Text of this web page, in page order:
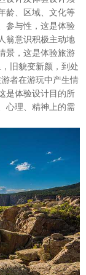
龄、区域、文化等
参与性，这是体验
翁意识积极主动地
景，这是体验旅游
旧貌变新颜，到处
者在游玩中产生情
是体验设计目的所
心理、精神上的需